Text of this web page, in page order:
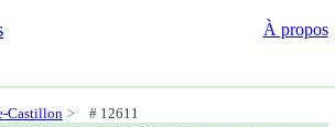
À propos
Castillon # 12611